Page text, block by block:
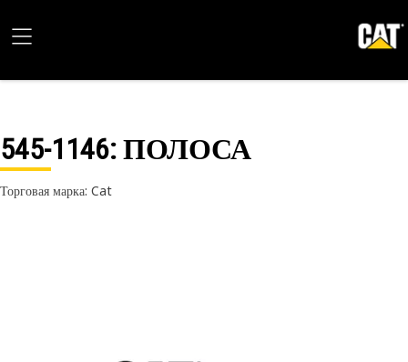
545-1146: ПОЛОСА
Торговая марка: Cat